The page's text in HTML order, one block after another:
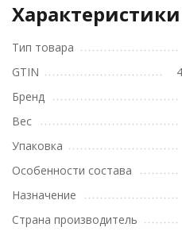
Характеристики
Тип товара
GTIN
Бренд
Вес
Упаковка
Особенности состава
Назначение
Страна производитель